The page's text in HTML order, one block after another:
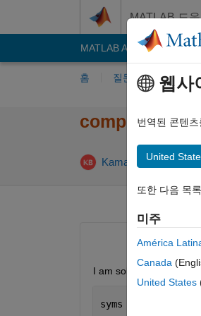
MATLAB 도
MATLAB Answers File
홈 질문하기 답변
complex root
Kamal Bera 2017 3
I am solving the
syms
웹사
번역된 콘텐
United
또한 다음 목
미주
América
Canada
United States